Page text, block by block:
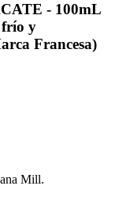
- 100mL
frío y
Francesa)
Mill.